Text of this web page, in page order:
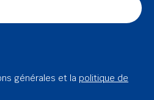
générales et la politique de